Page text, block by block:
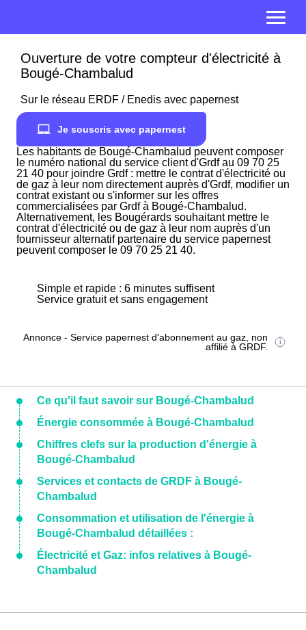
Ouverture de votre compteur d'électricité à
Bougé-Chambalud
Sur le réseau ERDF / Enedis avec papernest
Je souscris avec papernest
Les habitants de Bougé-Chambalud peuvent composer
le numéro national du service client d'Grdf au 09 70 25
21 40 pour joindre Grdf : mettre le contrat d'électricité ou
de gaz à leur nom directement auprès d'Grdf, modifier un
contrat existant ou s'informer sur les offres
commercialisées par Grdf à Bougé-Chambalud.
Alternativement, les Bougérards souhaitant mettre le
contrat d'électricité ou de gaz à leur nom auprès d'un
fournisseur alternatif partenaire du service papernest
peuvent composer le 09 70 25 21 40.
Simple et rapide : 6 minutes suffisent
Service gratuit et sans engagement
Annonce - Service papernest d'abonnement au gaz, non
affilié à GRDF.
Ce qu'il faut savoir sur Bougé-Chambalud
Énergie consommée à Bougé-Chambalud
Chiffres clefs sur la production d'énergie à
Bougé-Chambalud
Services et contacts de GRDF à Bougé-
Chambalud
Consommation et utilisation de l'énergie à
Bougé-Chambalud détaillées :
Électricité et Gaz: infos relatives à Bougé-
Chambalud